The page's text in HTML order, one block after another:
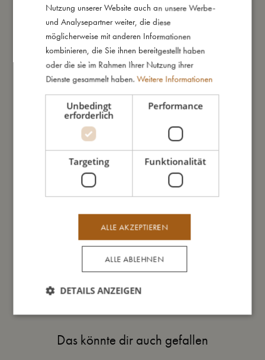
bewältigen kann. Die kompakte Tasche ist in frischen,
lebendigen Farben erhältlich und vervollständigt die
Strandausstattung deines Kindes.
Meine besonderen Merkmale:
- Kompaktes und stilvolles Design
- Hergestellt aus 100 % Silikon
- Maße: 23 x 26,5 x 9 cm
Daraus bin ich gemacht
So kannst Du mich pflegen
Das könnte dir auch gefallen
GERMAN
Nutzung unserer Website auch an unsere Werbe-
und Analysepartner weiter, die diese
möglicherweise mit anderen Informationen
kombinieren, die Sie ihnen bereitgestellt haben
oder die sie im Rahmen Ihrer Nutzung ihrer
Dienste gesammelt haben. Weitere Informationen
Unbedingt
erforderlich
Performance
Targeting Funktionalität
ALLE AKZEPTIEREN
ALLE ABLEHNEN
DETAILS ANZEIGEN